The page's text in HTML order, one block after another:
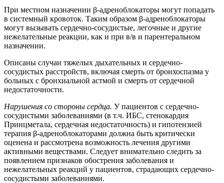
При местном назначении β-адреноблокаторы могут попадать
в системный кровоток. Таким образом β-адреноблокаторы
могут вызывать сердечно-сосудистые, легочные и другие
нежелательные реакции, как и при в/в и парентеральном
назначении.
Описаны случаи тяжелых дыхательных и сердечно-
сосудистых расстройств, включая смерть от бронхоспазма у
больных с бронхиальной астмой и смерть от сердечной
недостаточности.
Нарушения со стороны сердца. У пациентов с сердечно-
сосудистыми заболеваниями (в т.ч. ИБС, стенокардия
Принцметала, сердечная недостаточность) и гипотензией
терапия β-адреноблокаторами должна быть критически
оценена и рассмотрена возможность лечения другими
активными веществами. Следует внимательно следить за
появлением признаков обострения заболевания и
нежелательных реакций у пациентов, страдающих сердечно-
сосудистыми заболеваниями.